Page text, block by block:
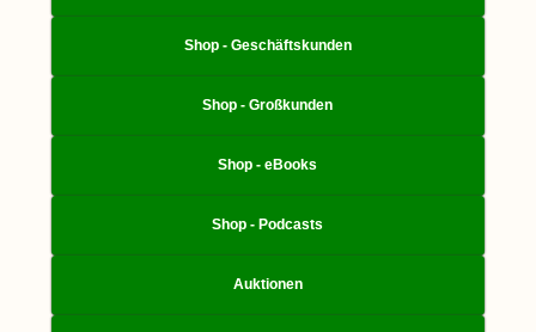
Shop - Geschäftskunden
Shop - Großkunden
Shop - eBooks
Shop - Podcasts
Auktionen